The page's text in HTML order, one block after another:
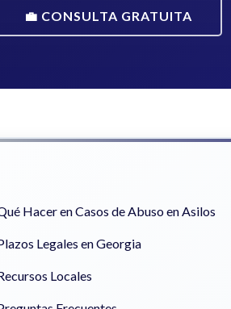
💼 CONSULTA GRATUITA
Hacer en Casos de Abuso en Asilos
Legales en Georgia
Locales